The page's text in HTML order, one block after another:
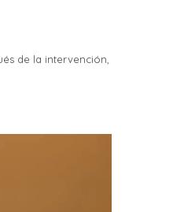
de la intervención,